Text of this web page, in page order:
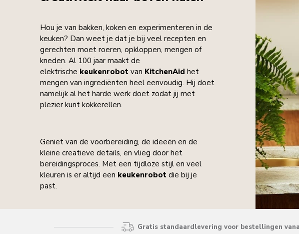
Hou je van bakken, koken en experimenteren in de
keuken? Dan weet je dat je bij veel recepten en
gerechten moet roeren, opkloppen, mengen of
kneden. Al 100 jaar maakt de
elektrische keukenrobot van KitchenAid het
mengen van ingrediënten heel eenvoudig. Hij doet
namelijk al het harde werk doet zodat jij met
plezier kunt kokkerellen.
Geniet van de voorbereiding, de ideeën en de
kleine creatieve details, en vlieg door het
bereidingsproces. Met een tijdloze stijl en veel
kleuren is er altijd een keukenrobot die bij je
past.
Gratis standaardlevering voor bestellingen